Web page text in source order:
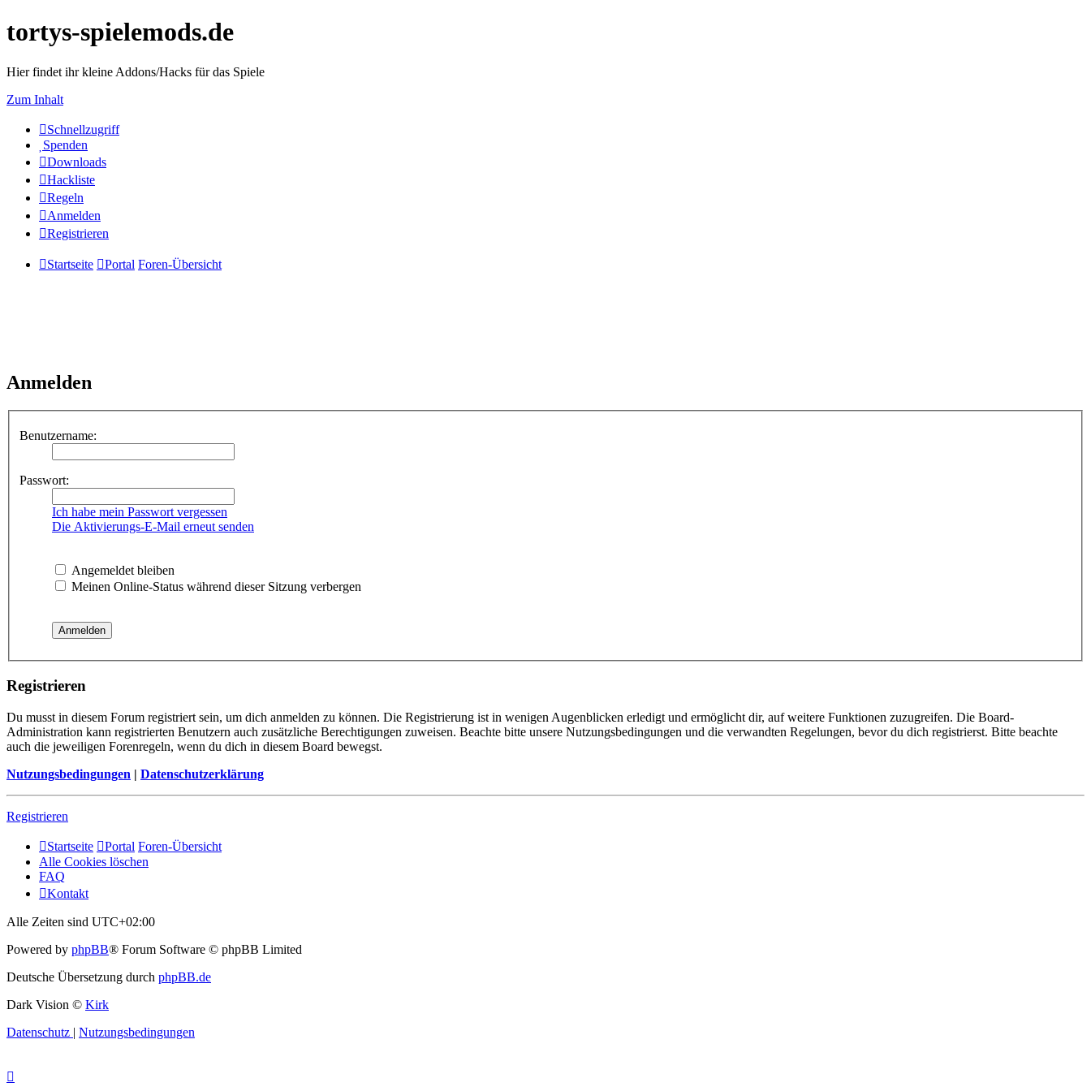
tortys-spielemods.de
Hier findet ihr kleine Addons/Hacks für das Spiele
Zum Inhalt
Schnellzugriff
Spenden
Downloads
Hackliste
Regeln
Anmelden
Registrieren
Startseite Portal Foren-Übersicht
Anmelden
Benutzername:
Passwort:
Ich habe mein Passwort vergessen
Die Aktivierungs-E-Mail erneut senden
Angemeldet bleiben
Meinen Online-Status während dieser Sitzung verbergen
Registrieren
Du musst in diesem Forum registriert sein, um dich anmelden zu können. Die Registrierung ist in wenigen Augenblicken erledigt und ermöglicht dir, auf weitere Funktionen zuzugreifen. Die Board-
Administration kann registrierten Benutzern auch zusätzliche Berechtigungen zuweisen. Beachte bitte unsere Nutzungsbedingungen und die verwandten Regelungen, bevor du dich registrierst. Bitte beachte
auch die jeweiligen Forenregeln, wenn du dich in diesem Board bewegst.
Nutzungsbedingungen | Datenschutzerklärung
Registrieren
Startseite Portal Foren-Übersicht
Alle Cookies löschen
FAQ
Kontakt
Alle Zeiten sind UTC+02:00
Powered by phpBB® Forum Software © phpBB Limited
Deutsche Übersetzung durch phpBB.de
Dark Vision © Kirk
Datenschutz | Nutzungsbedingungen